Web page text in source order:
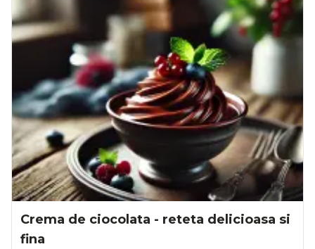
Crema de ciocolata - reteta delicioasa si
fina